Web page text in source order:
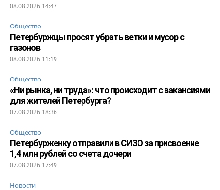
08.08.2026 14:47
Общество
Петербуржцы просят убрать ветки и мусор с
газонов
08.08.2026 11:19
Общество
«Ни рынка, ни труда»: что происходит с вакансиями
для жителей Петербурга?
07.08.2026 18:36
Общество
Петербурженку отправили в СИЗО за присвоение
1,4 млн рублей со счета дочери
07.08.2026 17:49
Новости